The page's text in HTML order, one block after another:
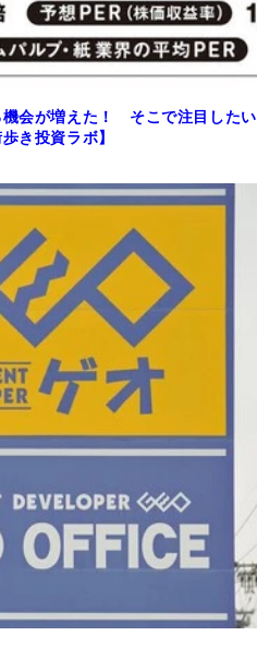
機会が増えた！ そこで注目したい
き投資ラボ】